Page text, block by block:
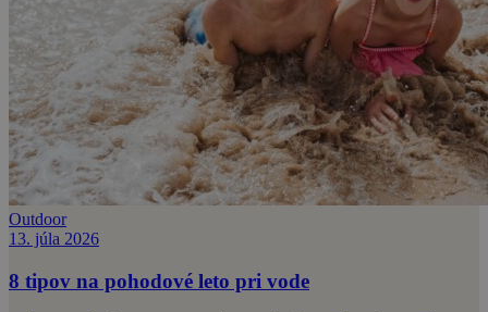
Outdoor
13. júla 2026
8 tipov na pohodové leto pri vode